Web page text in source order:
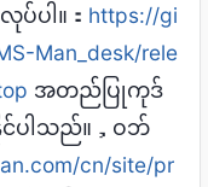
ပါ။： https://gi
Man_desk/rele
အတည်ပြုကုဒ်
နိုင်ပါသည်။，ဝဘ်
cn/site/pr